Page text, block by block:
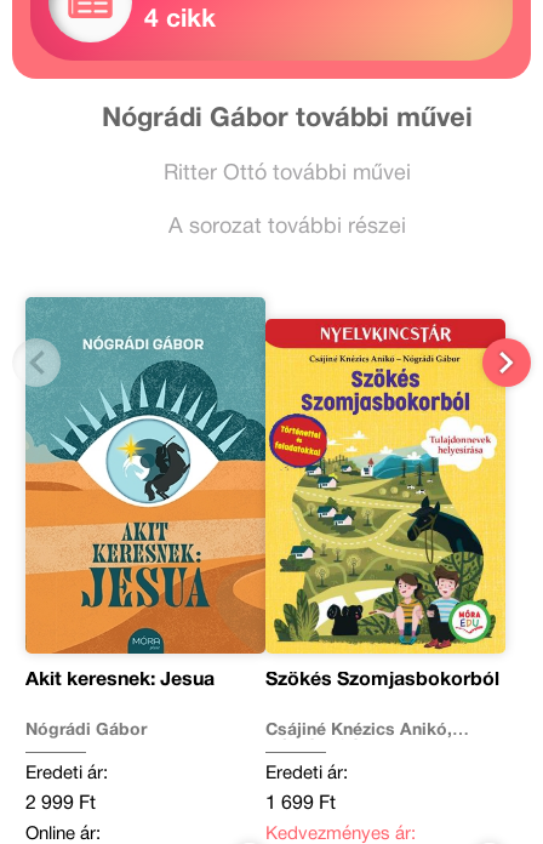
4 cikk
Nógrádi Gábor további művei
Ritter Ottó további művei
A sorozat további részei
Akit keresnek: Jesua
Nógrádi Gábor
Eredeti ár:
2 999 Ft
Online ár:
Szökés Szomjasbokorból
Csájiné Knézics Anikó,
Eredeti ár:
1 699 Ft
Kedvezményes ár: